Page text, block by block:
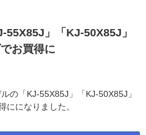
」「KJ-50X85J」
お買得に
の「KJ-55X85J」「KJ-50X85J」
にになりました。